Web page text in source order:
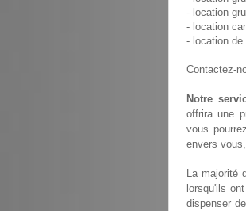
- location
- location
- location de
Contactez-
Notre
offrira une
vous
envers
La majorité
lorsqu'ils
dispenser